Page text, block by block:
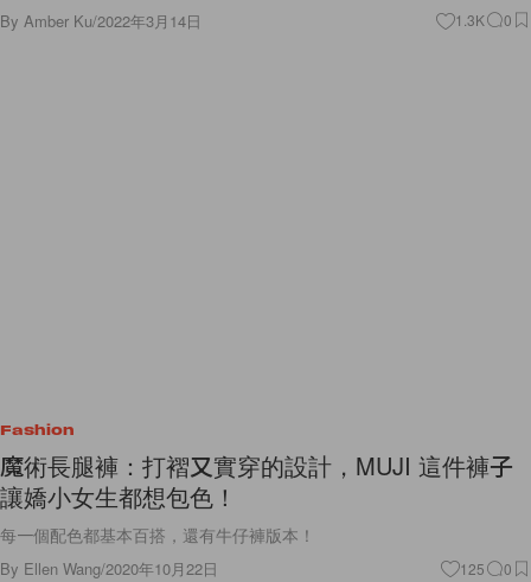
By Amber Ku/2022年3月14日 1.3K 0
Fashion
魔術長腿褲：打褶又實穿的設計，MUJI 這件褲子
讓嬌小女生都想包色！
每一個配色都基本百搭，還有牛仔褲版本！
By Ellen Wang/2020年10月22日 125 0